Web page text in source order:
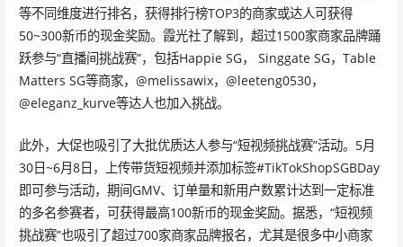
等不同维度进行排名，获得排行榜TOP3的商家或达人可获得
50~300新币的现金奖励。霞光社了解到，超过1500家商家品牌踊
跃参与“直播间挑战赛”，包括Happie SG， Singgate SG，Table
Matters SG等商家，@melissawix，@leeteng0530，
@eleganz_kurve等达人也加入挑战。
此外，大促也吸引了大批优质达人参与“短视频挑战赛”活动。5月
30日~6月8日，上传带货短视频并添加标签#TikTokShopSGBDay
即可参与活动，期间GMV、订单量和新用户数累计达到一定标准
的多名参赛者，可获得最高100新币的现金奖励。据悉，“短视频
挑战赛”也吸引了超过700家商家品牌报名，尤其是很多中小商家